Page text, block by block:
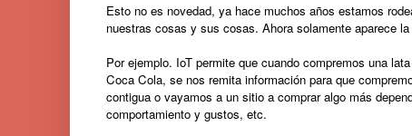
Esto no es novedad, ya hace muchos años estamos
nuestras cosas y sus cosas. Ahora solamente aparece
Por ejemplo. IoT permite que cuando compremos una
Coca Cola, se nos remita información para que
contigua o vayamos a un sitio a comprar algo más
comportamiento y gustos, etc.